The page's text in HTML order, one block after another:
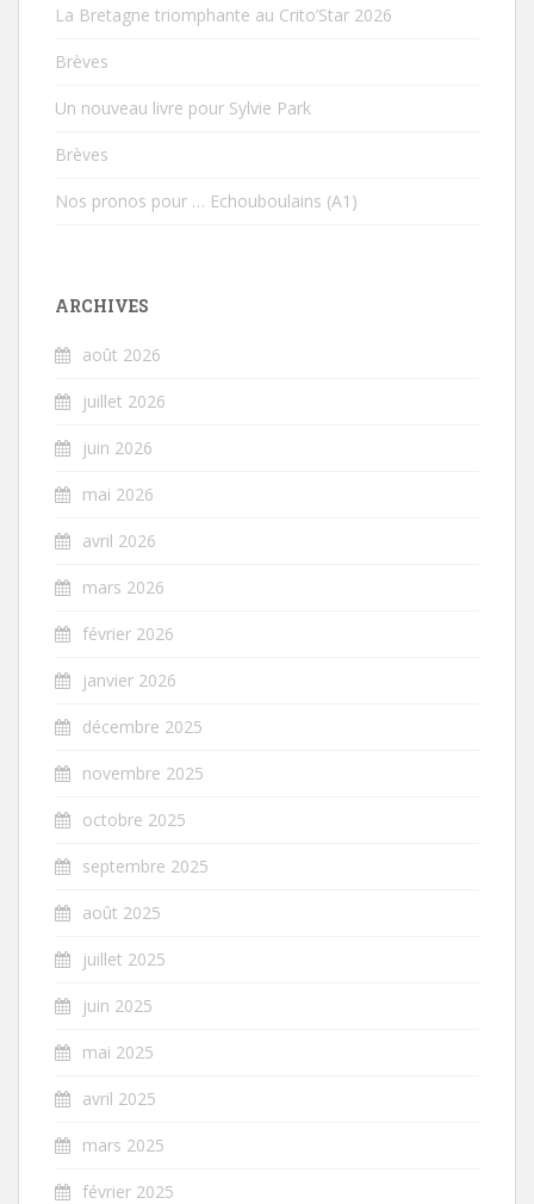
La Bretagne triomphante au Crito’Star 2026
Brèves
Un nouveau livre pour Sylvie Park
Brèves
Nos pronos pour … Echouboulains (A1)
ARCHIVES
août 2026
juillet 2026
juin 2026
mai 2026
avril 2026
mars 2026
février 2026
janvier 2026
décembre 2025
novembre 2025
octobre 2025
septembre 2025
août 2025
juillet 2025
juin 2025
mai 2025
avril 2025
mars 2025
février 2025